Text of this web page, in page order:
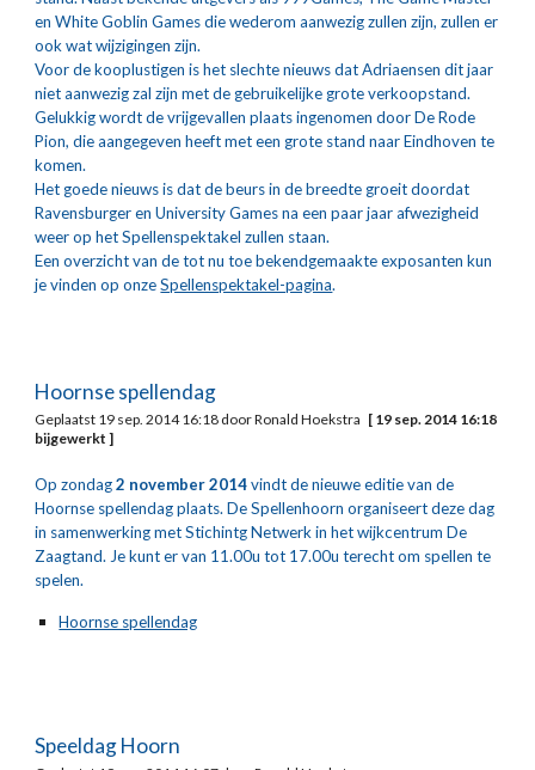
en White Goblin Games die wederom aanwezig zullen zijn, zullen er
ook wat wijzigingen zijn.
Voor de kooplustigen is het slechte nieuws dat Adriaensen dit jaar
niet aanwezig zal zijn met de gebruikelijke grote verkoopstand.
Gelukkig wordt de vrijgevallen plaats ingenomen door De Rode
Pion, die aangegeven heeft met een grote stand naar Eindhoven te
komen.
Het goede nieuws is dat de beurs in de breedte groeit doordat
Ravensburger en University Games na een paar jaar afwezigheid
weer op het Spellenspektakel zullen staan.
Een overzicht van de tot nu toe bekendgemaakte exposanten kun
je vinden op onze Spellenspektakel-pagina.
Hoornse spellendag
Geplaatst 19 sep. 2014 16:18 door Ronald Hoekstra [ 19 sep. 2014 16:18
bijgewerkt ]
Op zondag 2 november 2014 vindt de nieuwe editie van de
Hoornse spellendag plaats. De Spellenhoorn organiseert deze dag
in samenwerking met Stichintg Netwerk in het wijkcentrum De
Zaagtand. Je kunt er van 11.00u tot 17.00u terecht om spellen te
spelen.
Hoornse spellendag
Speeldag Hoorn